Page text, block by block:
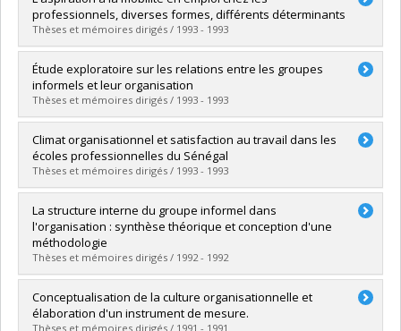
Cycle :Doctoral
Grade :Ph. D.
Lien vers le document dans Papyrus
professionnels, diverses formes, différents déterminants
Thèses et mémoires dirigés / 1993 - 1993
Graduate :Durand, Claire
Cycle :Doctoral
Grade :Ph. D.
Lien vers le document dans Papyrus
Étude exploratoire sur les relations entre les groupes
informels et leur organisation
Thèses et mémoires dirigés / 1993 - 1993
Graduate :Spenard, Andrée
Cycle : Master's
Grade :M. Ps.
Lien vers le document dans Papyrus
Climat organisationnel et satisfaction au travail dans les
écoles professionnelles du Sénégal
Thèses et mémoires dirigés / 1993 - 1993
Graduate : Ndecki, Prosper A.
Cycle :Doctoral
Grade :Ph. D.
Lien vers le document dans Papyrus
La structure interne du groupe informel dans
l'organisation : synthèse théorique et conception d'une
méthodologie
Thèses et mémoires dirigés / 1992 - 1992
Graduate :Laroche, Roger
Cycle :Master's
Grade :M. Ps.
Conceptualisation de la culture organisationnelle et
élaboration d'un instrument de mesure.
Thèses et mémoires dirigés / 1991 - 1991